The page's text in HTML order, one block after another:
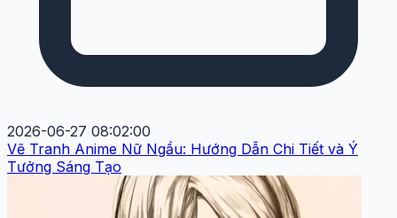
2026-06-27 08:02:00
Vẽ Tranh Anime Nữ Ngầu: Hướng Dẫn Chi Tiết và Ý
Tưởng Sáng Tạo